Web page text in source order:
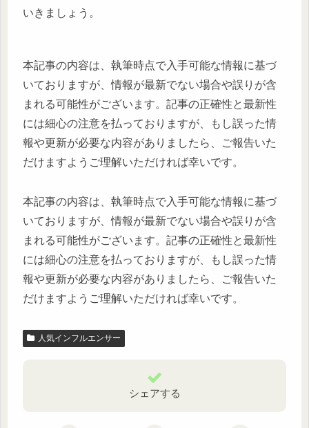
いきましょう。
本記事の内容は、執筆時点で入手可能な情報に基づ
いておりますが、情報が最新でない場合や誤りが含
まれる可能性がございます。記事の正確性と最新性
には細心の注意を払っておりますが、もし誤った情
報や更新が必要な内容がありましたら、ご報告いた
だけますようご理解いただければ幸いです。
本記事の内容は、執筆時点で入手可能な情報に基づ
いておりますが、情報が最新でない場合や誤りが含
まれる可能性がございます。記事の正確性と最新性
には細心の注意を払っておりますが、もし誤った情
報や更新が必要な内容がありましたら、ご報告いた
だけますようご理解いただければ幸いです。
人気インフルエンサー
シェアする